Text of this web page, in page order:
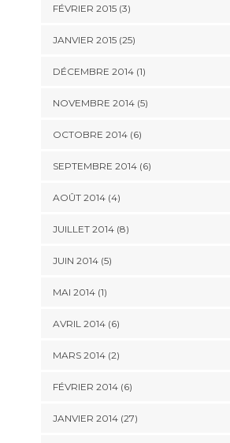
FÉVRIER 2015 (3)
JANVIER 2015 (25)
DÉCEMBRE 2014 (1)
NOVEMBRE 2014 (5)
OCTOBRE 2014 (6)
SEPTEMBRE 2014 (6)
AOÛT 2014 (4)
JUILLET 2014 (8)
JUIN 2014 (5)
MAI 2014 (1)
AVRIL 2014 (6)
MARS 2014 (2)
FÉVRIER 2014 (6)
JANVIER 2014 (27)